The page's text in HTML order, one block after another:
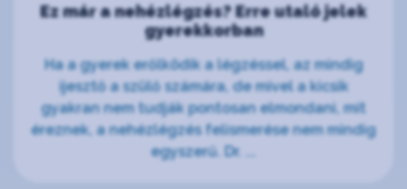
Ez már a nehézlégzés? Erre utaló jelek
gyerekkorban
Ha a gyerek erőlködik a légzéssel, az mindig
ijesztő a szülő számára, de mivel a kicsik
gyakran nem tudják pontosan elmondani, mit
éreznek, a nehézlégzés felismerése nem mindig
egyszerű. Dr. ...